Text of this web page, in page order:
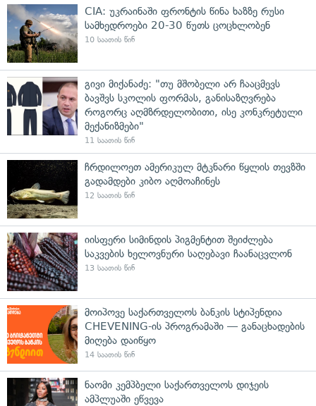
CIA: უკრაინაში ფრონტის წინა ხაზზე რუსი
სამხედროები 20-30 წუთს ცოცხლობენ
10 საათის წინ
გივი მიქანაძე: "თუ მშობელი არ ჩააცმევს
ბავშვს სკოლის ფორმას, განისაზღვრება
როგორც აღმზრდელობითი, ისე კონკრეტული
მექანიზმები"
11 საათის წინ
ჩრდილოეთ ამერიკულ მტკნარი წყლის თევზში
გადამდები კიბო აღმოაჩინეს
12 საათის წინ
იისფერი სიმინდის პიგმენტით შეიძლება
საკვების ხელოვნური საღებავი ჩაანაცვლონ
13 საათის წინ
მოიპოვე საქართველოს ბანკის სტიპენდია
CHEVENING-ის პროგრამაში — განაცხადების
მიღება დაიწყო
14 საათის წინ
ნაომი კემპბელი საქართველოს დიჯეის
ამპლუაში ეწვევა